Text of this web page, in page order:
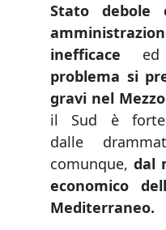
Stato debole
inefficace ed
problema si
gravi nel
il Sud è
dalle
comunque, dal
economico
Mediterraneo.